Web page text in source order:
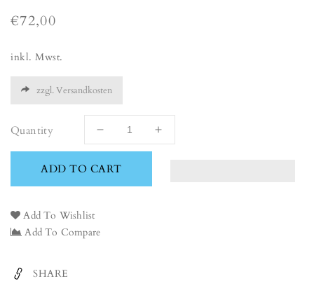
Regular
€72,00
inkl. Mwst.
zzgl. Versandkosten
Quantity
Decrease
quantity
for
Increase
ADD TO CART
Add To Wishlist
Add To Compare
SHARE